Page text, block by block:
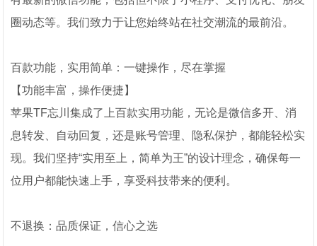
圈动态等。我们致力于让您始终站在社交潮流的最前沿。
百款功能，实用简单：一键操作，尽在掌握
【功能丰富，操作便捷】
苹果TF忘川集成了上百款实用功能，无论是微信多开、消
息转发、自动回复，还是账号管理、隐私保护，都能轻松实
现。我们坚持“实用至上，简单为王”的设计理念，确保每一
位用户都能快速上手，享受科技带来的便利。
不退换：品质保证，信心之选